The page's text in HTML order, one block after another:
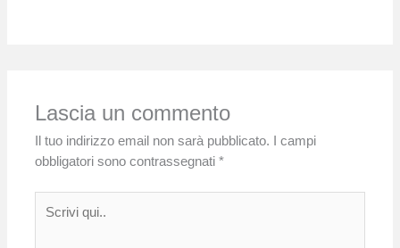
Lascia un commento
Il tuo indirizzo email non sarà pubblicato.
I campi
obbligatori sono contrassegnati*
qui..